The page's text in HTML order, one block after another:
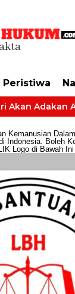
Peristiwa
Adakan
Kemanusian
Indonesia. Boleh
Logo di Bawah